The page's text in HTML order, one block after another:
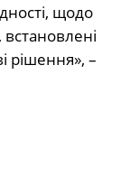
щодо
встановлені
рішення», –